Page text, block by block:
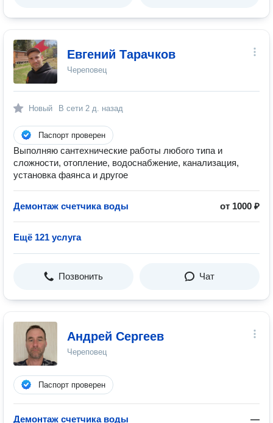
Евгений Тарачков
Череповец
Новый В сети 2 д. назад
Паспорт проверен
Выполняю сантехнические работы любого типа и
сложности, отопление, водоснабжение, канализация,
установка фаянса и другое
Демонтаж счетчика воды от 1000 ₽
Ещё 121 услуга
Позвонить Чат
Андрей Сергеев
Череповец
Паспорт проверен
Демонтаж счетчика воды —